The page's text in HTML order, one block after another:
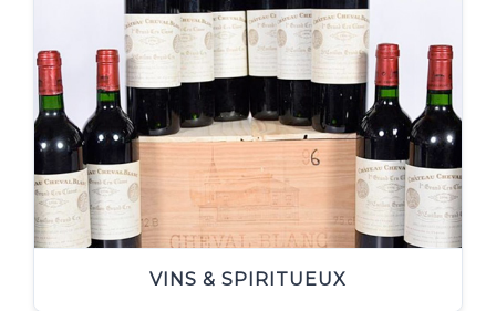
VINS & SPIRITUEUX